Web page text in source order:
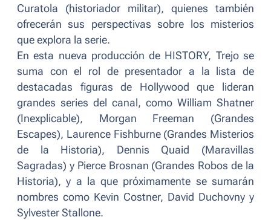
Curatola (historiador militar), quienes también
ofrecerán sus perspectivas sobre los misterios
que explora la serie.
En esta nueva producción de HISTORY, Trejo se
suma con el rol de presentador a la lista de
destacadas figuras de Hollywood que lideran
grandes series del canal, como William Shatner
(Inexplicable), Morgan Freeman (Grandes
Escapes), Laurence Fishburne (Grandes Misterios
de la Historia), Dennis Quaid (Maravillas
Sagradas) y Pierce Brosnan (Grandes Robos de la
Historia), y a la que próximamente se sumarán
nombres como Kevin Costner, David Duchovny y
Sylvester Stallone.